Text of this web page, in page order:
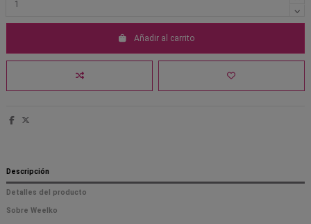
Añadir al carrito
Descripción
Detalles del producto
Sobre Weelko